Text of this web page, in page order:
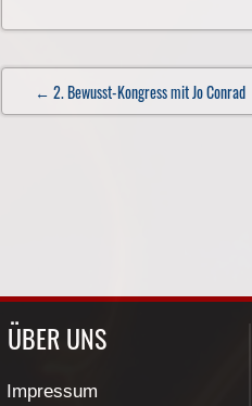
Post
navigation
← 2. Bewusst-Kongress mit Jo Conrad
ÜBER UNS
Impressum